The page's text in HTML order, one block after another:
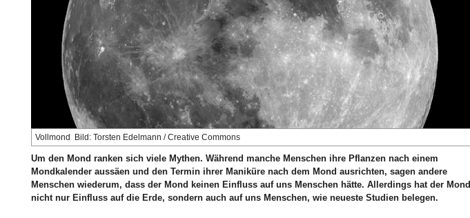
Vollmond Bild: Torsten Edelmann / Creative Commons
Um den Mond ranken sich viele Mythen. Während manche Menschen ihre Pflanzen nach einem
Mondkalender aussäen und den Termin ihrer Maniküre nach dem Mond ausrichten, sagen andere
Menschen wiederum, dass der Mond keinen Einfluss auf uns Menschen hätte. Allerdings hat der Mond
nicht nur Einfluss auf die Erde, sondern auch auf uns Menschen, wie neueste Studien belegen.